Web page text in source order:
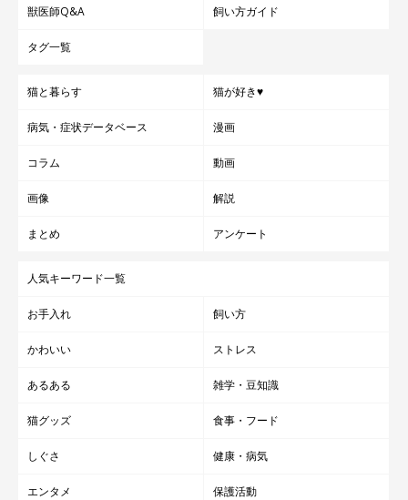
獣医師Q&A 飼い方ガイド
タグ一覧
猫と暮らす 猫が好き♥
病気・症状データベース 漫画
コラム 動画
画像 解説
まとめ アンケート
人気キーワード一覧
お手入れ 飼い方
かわいい ストレス
あるある 雑学・豆知識
猫グッズ 食事・フード
しぐさ 健康・病気
エンタメ 保護活動